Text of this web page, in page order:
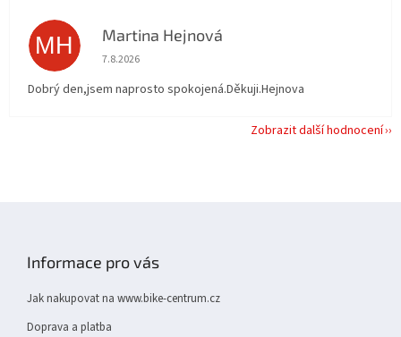
MH Martina Hejnová
Hodnocení obchodu je 5 z 5 hvězdiček.
7.8.2026
Dobrý den,jsem naprosto spokojená.Děkuji.Hejnova
Zobrazit další hodnocení
Informace pro vás
Jak nakupovat na www.bike-centrum.cz
Doprava a platba